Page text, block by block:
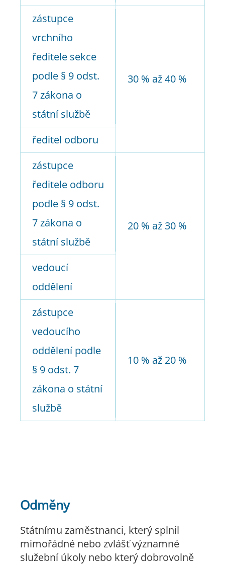
zástupce
vrchního
ředitele sekce
podle § 9 odst.
7 zákona o
státní službě
30 % až 40 %
ředitel odboru
zástupce
ředitele odboru
podle § 9 odst.
7 zákona o
státní službě
20 % až 30 %
vedoucí
oddělení
zástupce
vedoucího
oddělení podle
§ 9 odst. 7
zákona o státní
službě
10 % až 20 %
Odměny
Státnímu zaměstnanci, který splnil
mimořádné nebo zvlášť významné
služební úkoly nebo který dobrovolně